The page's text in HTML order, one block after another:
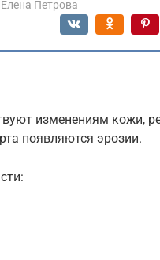
Елена Петрова
изменениям кожи,
появляются эрозии.